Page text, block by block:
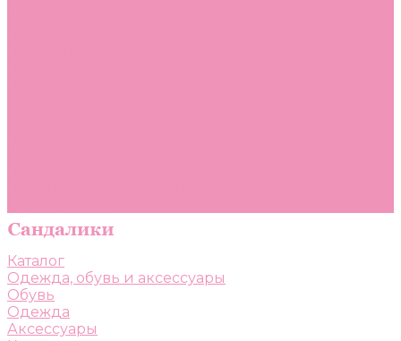
Каталог
Одежда, обувь и аксессуары
Обувь
Одежда
Аксессуары